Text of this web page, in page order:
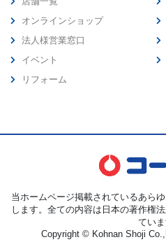
オンラインショップ
法人様営業窓口
イベント
リフォーム
当ホームページ掲載されているあら
します。全ての内容は日本の著作権
てい
Copyright © Kohnan Shoji